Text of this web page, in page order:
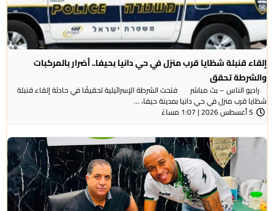
إلقاء قنبلة شظايا قرب منزل في حي دانيا بحيفا.. أضرار بالمركبات
والشرطة تحقق
راديو الناس – بث مباشر فتحت الشرطة الإسرائيلية تحقيقًا في حادثة إلقاء قنبلة
شظايا قرب منزل في حي دانيا بمدينة حيفا، ...
5 أغسطس 2026 | 1:07 مساءً